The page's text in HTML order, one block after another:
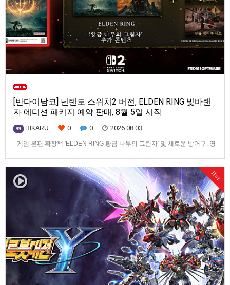
[반다이남코] 닌텐도 스위치2 버전, ELDEN RING 빛바랜
자 에디션 패키지 예약 판매, 8월 5일 시작
99 HIKARU 0 0 2026.08.03
- 게임 본편 확장팩 'ELDEN RING 황금 나무의 그림자' 및 새로운 방어구, 영
문 판매를 8월 5일(수)부터 시작한다고 발표했다.‘ELDEN RING 빛바랜 자
에디션’에는 ‘ELDEN R…
Hot